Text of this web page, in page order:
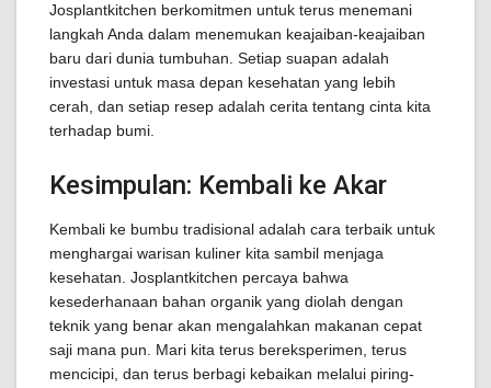
Josplantkitchen berkomitmen untuk terus menemani
langkah Anda dalam menemukan keajaiban-keajaiban
baru dari dunia tumbuhan. Setiap suapan adalah
investasi untuk masa depan kesehatan yang lebih
cerah, dan setiap resep adalah cerita tentang cinta kita
terhadap bumi.
Kesimpulan: Kembali ke Akar
Kembali ke bumbu tradisional adalah cara terbaik untuk
menghargai warisan kuliner kita sambil menjaga
kesehatan. Josplantkitchen percaya bahwa
kesederhanaan bahan organik yang diolah dengan
teknik yang benar akan mengalahkan makanan cepat
saji mana pun. Mari kita terus bereksperimen, terus
mencicipi, dan terus berbagi kebaikan melalui piring-